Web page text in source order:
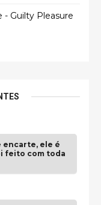
- Guilty Pleasure
encarte, ele é
feito com toda